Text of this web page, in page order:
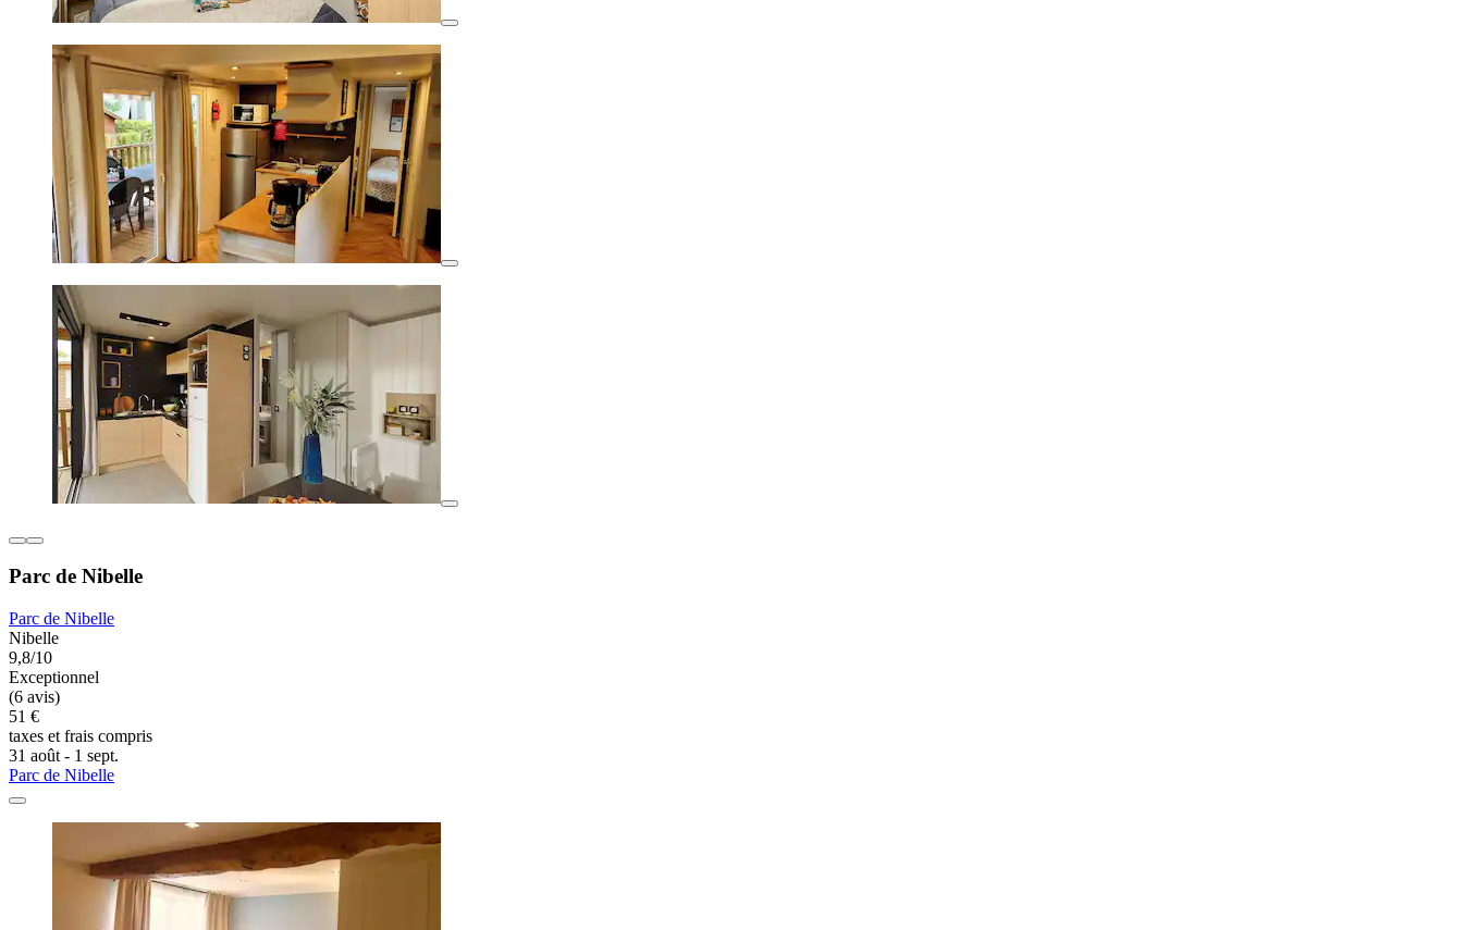
Parc de Nibelle
Parc de Nibelle
Nibelle
9,8/10
Exceptionnel
(6 avis)
51 €
taxes et frais compris
31 août - 1 sept.
Parc de Nibelle